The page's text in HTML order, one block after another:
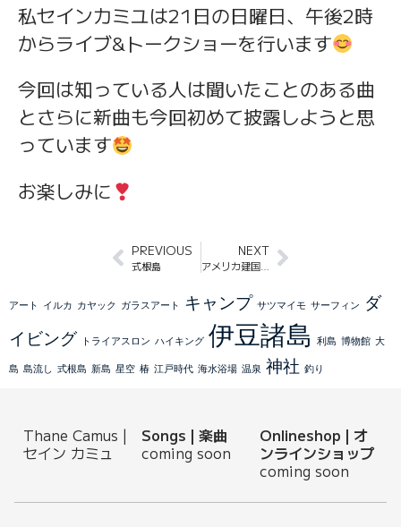
私セインカミユは21日の日曜日、午後2時
からライブ&トークショーを行います
今回は知っている人は聞いたことのある曲
とさらに新曲も今回初めて披露しようと思
っています
お楽しみに
PREVIOUS
式根島
NEXT
アメリカ建国250年独立記念日セレブレーションにてMCを努めました
アート イルカ カヤック ガラスアート キャンプ サツマイモ サーフィン
ダ
イビング
トライアスロン ハイキング 伊豆諸島 利島 博物館 大
島 島流し 式根島 新島 星空 椿 江戸時代 海水浴場 温泉 神社 釣り
Thane Camus |
セイン カミュ
Songs | 楽曲
coming soon
Onlineshop | オ
ンラインショップ
coming soon